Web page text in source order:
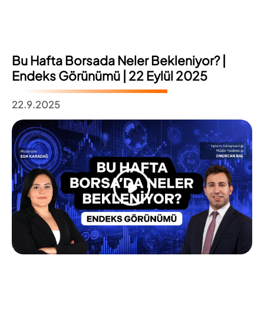
Bu Hafta Borsada Neler Bekleniyor? |
Endeks Görünümü | 22 Eylül 2025
22.9.2025